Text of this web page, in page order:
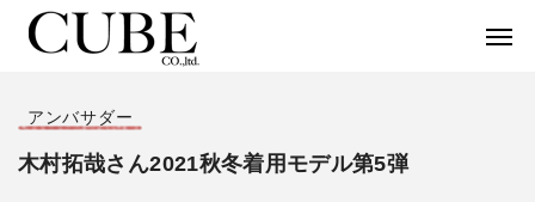
アンバサダー
木村拓哉さん2021秋冬着用モデル第5弾